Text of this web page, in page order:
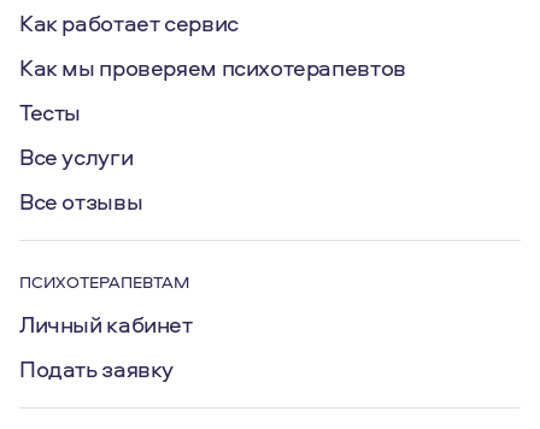
Как работает сервис
Как мы проверяем психотерапевтов
Тесты
Все услуги
Все отзывы
ПСИХОТЕРАПЕВТАМ
Личный кабинет
Подать заявку